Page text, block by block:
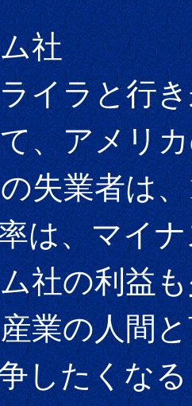
社
ラと行き
アメリカ
業者は、
は、マイナ
の利益も
の人間と
したくなる